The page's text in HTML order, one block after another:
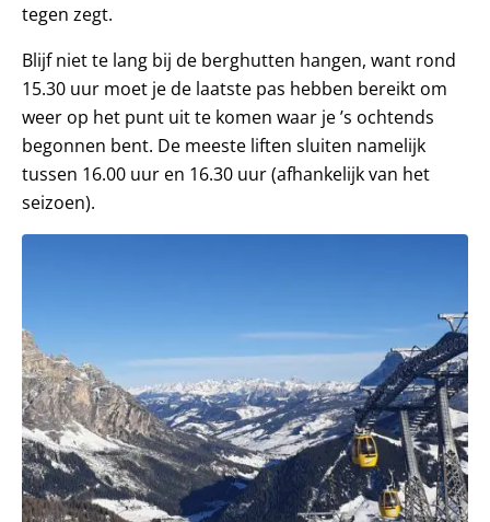
tegen zegt.
Blijf niet te lang bij de berghutten hangen, want rond
15.30 uur moet je de laatste pas hebben bereikt om
weer op het punt uit te komen waar je ’s ochtends
begonnen bent. De meeste liften sluiten namelijk
tussen 16.00 uur en 16.30 uur (afhankelijk van het
seizoen).